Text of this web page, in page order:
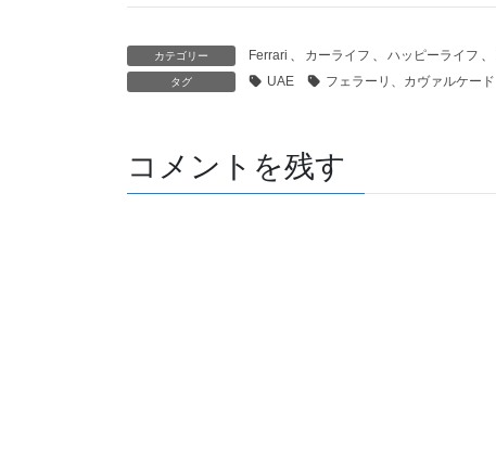
カテゴリー Ferrari カーライフ ハッピーライフ
タグ UAE フェラーリ、カヴァルケード
コメントを残す